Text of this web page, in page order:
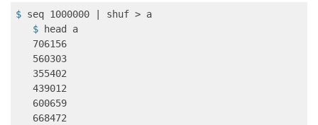
$ seq 1000000 | shuf > a
   $
head a
   706156
   560303
   355402
   439012
   600659
   668472